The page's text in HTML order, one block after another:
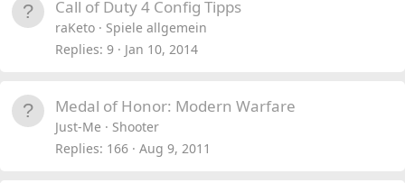
Call of Duty 4 Config Tipps
raKeto
Spiele allgemein
Replies 9 Jan 10, 2014
Medal of Honor: Modern Warfare
Just-Me
Shooter
Replies 166 Aug 9, 2011